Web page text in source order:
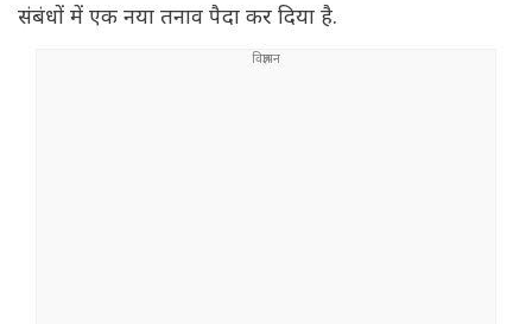
संबंधों में एक नया तनाव पैदा कर दिया है.